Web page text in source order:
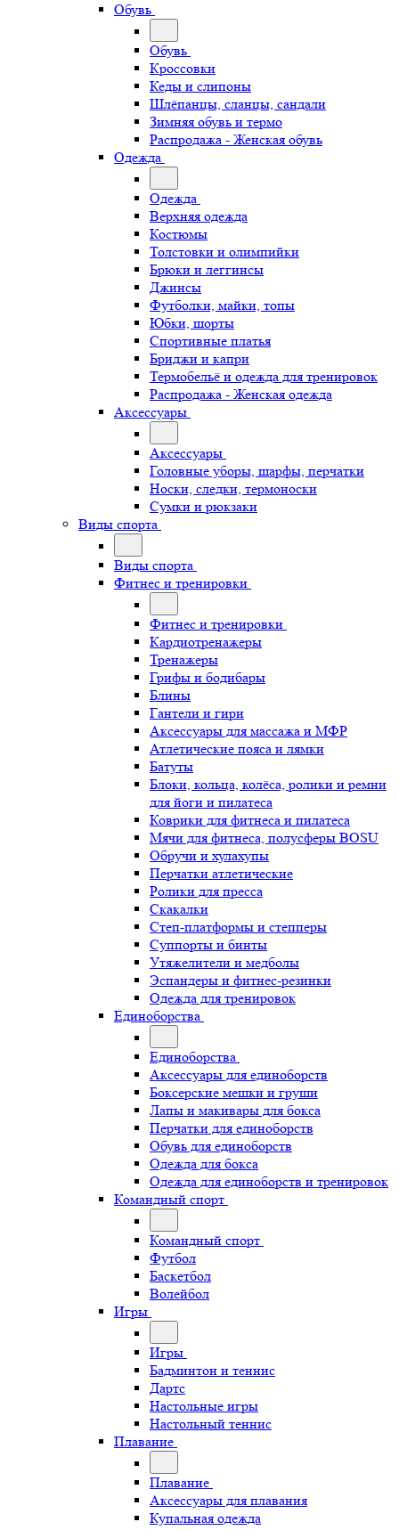
Обувь
Обувь
Кроссовки
Кеды и слипоны
Шлёпанцы, сланцы, сандали
Зимняя обувь и термо
Распродажа - Женская обувь
Одежда
Одежда
Верхняя одежда
Костюмы
Толстовки и олимпийки
Брюки и леггинсы
Джинсы
Футболки, майки, топы
Юбки, шорты
Спортивные платья
Бриджи и капри
Термобельё и одежда для тренировок
Распродажа - Женская одежда
Аксессуары
Аксессуары
Головные уборы, шарфы, перчатки
Носки, следки, термоноски
Сумки и рюкзаки
Виды спорта
Виды спорта
Фитнес и тренировки
Фитнес и тренировки
Кардиотренажеры
Тренажеры
Грифы и бодибары
Блины
Гантели и гири
Аксессуары для массажа и МФР
Атлетические пояса и лямки
Батуты
Блоки, кольца, колёса, ролики и ремни
для йоги и пилатеса
Коврики для фитнеса и пилатеса
Мячи для фитнеса, полусферы BOSU
Обручи и хулахупы
Перчатки атлетические
Ролики для пресса
Скакалки
Степ-платформы и степперы
Суппорты и бинты
Утяжелители и медболы
Эспандеры и фитнес-резинки
Одежда для тренировок
Единоборства
Единоборства
Аксессуары для единоборств
Боксерские мешки и груши
Лапы и макивары для бокса
Перчатки для единоборств
Обувь для единоборств
Одежда для бокса
Одежда для единоборств и тренировок
Командный спорт
Командный спорт
Футбол
Баскетбол
Волейбол
Игры
Игры
Бадминтон и теннис
Дартс
Настольные игры
Настольный теннис
Плавание
Плавание
Аксессуары для плавания
Купальная одежда